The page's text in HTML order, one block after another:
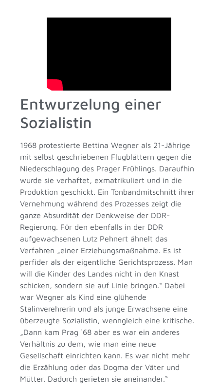
Entwurzelung einer
Sozialistin
1968 protestierte Bettina Wegner als 21-Jährige
mit selbst geschriebenen Flugblättern gegen die
Niederschlagung des Prager Frühlings. Daraufhin
wurde sie verhaftet, exmatrikuliert und in die
Produktion geschickt. Ein Tonbandmitschnitt ihrer
Vernehmung während des Prozesses zeigt die
ganze Absurdität der Denkweise der DDR-
Regierung. Für den ebenfalls in der DDR
aufgewachsenen Lutz Pehnert ähnelt das
Verfahren „einer Erziehungsmaßnahme. Es ist
perfider als der eigentliche Gerichtsprozess. Man
will die Kinder des Landes nicht in den Knast
schicken, sondern sie auf Linie bringen.“ Dabei
war Wegner als Kind eine glühende
Stalinverehrerin und als junge Erwachsene eine
überzeugte Sozialistin, wenngleich eine kritische.
„Dann kam Prag `68 aber es war ein anderes
Verhältnis zu dem, wie man eine neue
Gesellschaft einrichten kann. Es war nicht mehr
die Erzählung oder das Dogma der Väter und
Mütter. Dadurch gerieten sie aneinander.“